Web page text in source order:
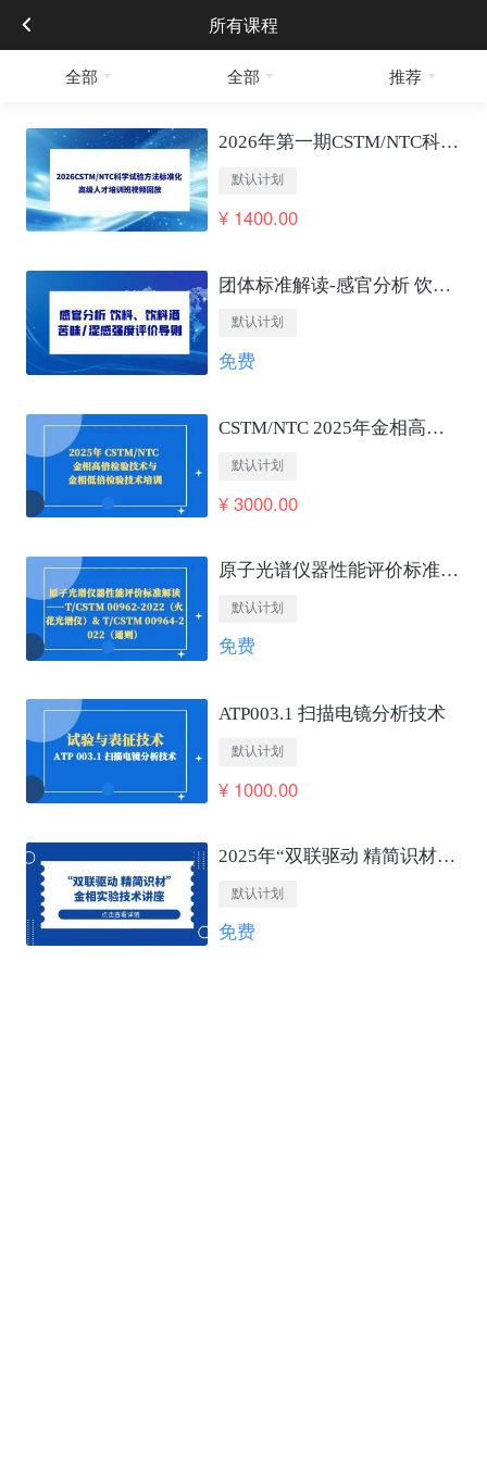
所有课程
全部 全部 推荐
2026年第一期CSTM/NTC科学试验方法标准化 高级人才培训班视频回放
默认计划
¥ 1400.00
团体标准解读-感官分析 饮料、饮料酒苦味/涩感强度评价导则
默认计划
免费
CSTM/NTC 2025年金相高低倍检验技术培训
默认计划
¥ 3000.00
原子光谱仪器性能评价标准解读——T/CSTM 00962-2022（火花光谱仪）&amp; T/CSTM 00964-2022（通则）
默认计划
免费
ATP003.1 扫描电镜分析技术
默认计划
¥ 1000.00
2025年“双联驱动 精简识材”金相实验技术讲座
默认计划
免费